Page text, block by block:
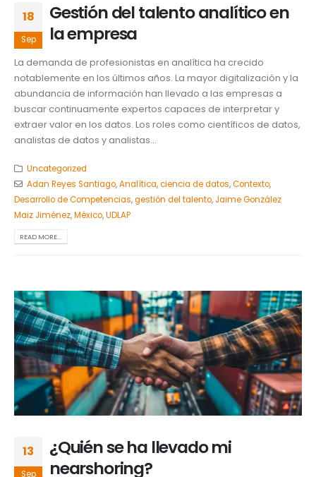
18
Sep
Gestión del talento analítico en
la empresa
La demanda de profesionistas en analítica ha crecido
notablemente en los últimos años. La mayor digitalización y la
abundancia de información han llevado a las empresas a
buscar continuamente expertos capaces de interpretar y
extraer valor en los datos. Los roles como científicos de datos,
analistas de datos y analistas...
Uncategorized
Adan Reyes Santiago,Analítica,ciencia de datos,Contexto,
Desarrollo de Competencias,gestión del talento, Jaime González
Maiz Jiménez,México,UDLAP
READ MORE...
13
Sep
¿Quién se ha llevado mi
nearshoring?